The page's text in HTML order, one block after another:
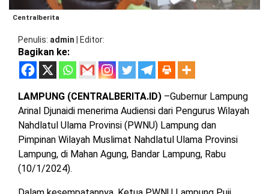
LAMPUNG
LAMPUNG
TENGAH
LAMPUNG
BARAT
LAMPUNG
TIMUR
PESAWARAN
TANGGAMUS
DPRD
DPRD
LAMSEL
DPRD
LAMTENG
Centralberita
Penulis admin Editor
Bagikan ke:
LAMPUNG (CENTRALBERITA.ID) –Gubernur Lampung
Arinal Djunaidi menerima Audiensi dari Pengurus Wilayah
Nahdlatul Ulama Provinsi (PWNU) Lampung dan
Pimpinan Wilayah Muslimat Nahdlatul Ulama Provinsi
Lampung, di Mahan Agung, Bandar Lampung, Rabu
(10/1/2024).